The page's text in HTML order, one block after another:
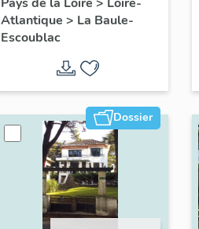
139 avenue du
Maréchal-de-Lattre-
de-Tassigny
Atlantique > La Baule-
Escoublac
Dossier